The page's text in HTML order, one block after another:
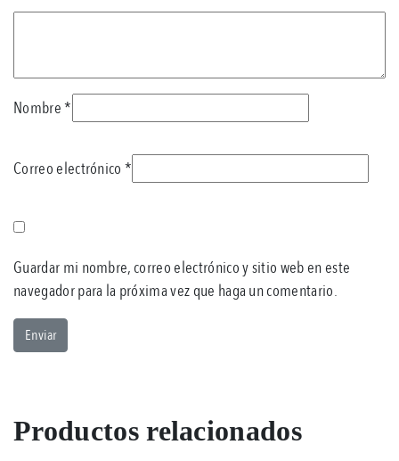
Nombre*
Correo electrónico*
Guardar mi nombre, correo electrónico y sitio web en este
navegador para la próxima vez que haga un comentario.
Productos relacionados